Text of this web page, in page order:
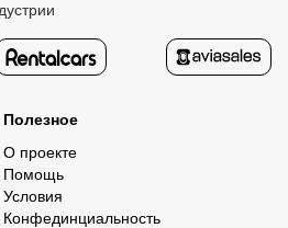
Полезное
О проекте
Помощь
Условия
Конфединциальность